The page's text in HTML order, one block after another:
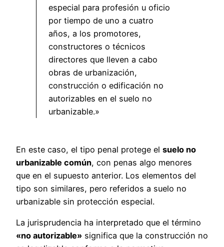
especial para profesión u oficio
por tiempo de uno a cuatro
años, a los promotores,
constructores o técnicos
directores que lleven a cabo
obras de urbanización,
construcción o edificación no
autorizables en el suelo no
urbanizable.»
En este caso, el tipo penal protege el suelo no
urbanizable común, con penas algo menores
que en el supuesto anterior. Los elementos del
tipo son similares, pero referidos a suelo no
urbanizable sin protección especial.
La jurisprudencia ha interpretado que el término
«no autorizable» significa que la construcción no